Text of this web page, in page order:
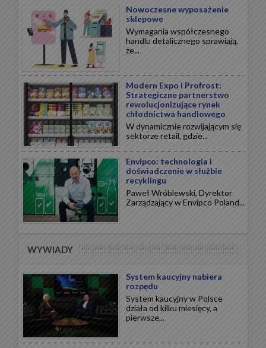
Nowoczesne wyposażenie
sklepowe
Wymagania współczesnego
handlu detalicznego sprawiają,
że...
Modern Expo i Profrost:
Strategiczne partnerstwo
rewolucjonizujące rynek
chłodnictwa handlowego
W dynamicznie rozwijającym się
sektorze retail, gdzie...
Envipco: technologia i
doświadczenie w służbie
recyklingu
Paweł Wróblewski, Dyrektor
Zarządzający w Envipco Poland...
WYWIADY
System kaucyjny nabiera
rozpędu
System kaucyjny w Polsce
działa od kilku miesięcy, a
pierwsze...